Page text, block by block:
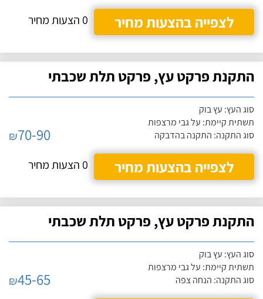
לצפייה בהצעות מחיר
0 הצעות מחיר
התקנת פרקט עץ, פרקט תלת שכבתי
סוג העץ: עץ בוק
תשתית קיימת: על גבי מרצפות
סוג התקנה: התקנה בהדבקה
₪70-90
לצפייה בהצעות מחיר
0 הצעות מחיר
התקנת פרקט עץ, פרקט תלת שכבתי
סוג העץ: עץ בוק
תשתית קיימת: על גבי מרצפות
סוג התקנה: הנחה צפה
₪45-65